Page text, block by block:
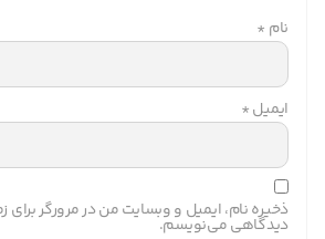
نام *
ایمیل*
ذخیره نام، ایمیل و وبسایت من در مرورگر برای
دیدگاهی می‌نویسم.